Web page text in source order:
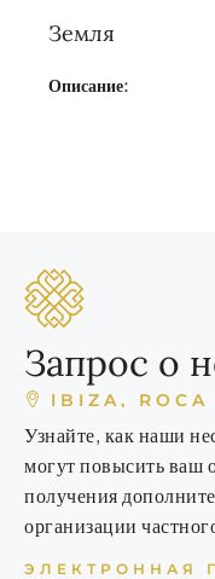
Земля
Описание:
Запрос о
IBIZA, ROCA
Узнайте, как наши
могут повысить ваш
получения
организации
ЭЛЕКТРОННАЯ